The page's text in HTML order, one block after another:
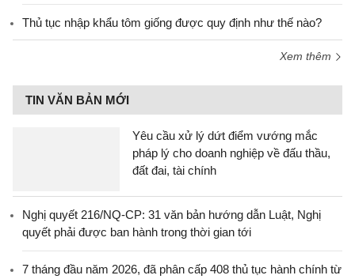
Thủ tục nhập khẩu tôm giống được quy định như thế nào?
Xem thêm
TIN VĂN BẢN MỚI
Yêu cầu xử lý dứt điểm vướng mắc
pháp lý cho doanh nghiệp về đấu thầu,
đất đai, tài chính
Nghị quyết 216/NQ-CP: 31 văn bản hướng dẫn Luật, Nghị
quyết phải được ban hành trong thời gian tới
7 tháng đầu năm 2026, đã phân cấp 408 thủ tục hành chính từ